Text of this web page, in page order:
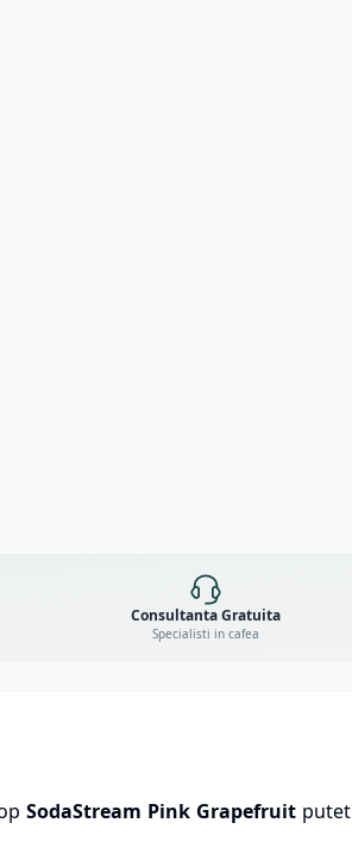
Consultanta Gratuita
Specialisti in cafea
SodaStream Pink Grapefruit